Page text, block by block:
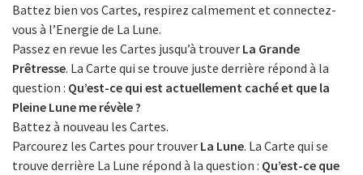
Battez bien vos Cartes, respirez calmement et connectez-
vous à l’Energie de La Lune.
Passez en revue les Cartes jusqu’à trouver La Grande
Prêtresse. La Carte qui se trouve juste derrière répond à la
question : Qu’est-ce qui est actuellement caché et que la
Pleine Lune me révèle ?
Battez à nouveau les Cartes.
Parcourez les Cartes pour trouver La Lune. La Carte qui se
trouve derrière La Lune répond à la question : Qu’est-ce que